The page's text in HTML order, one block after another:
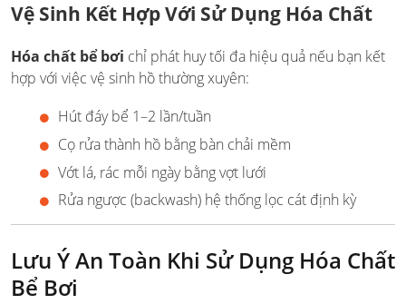
Vệ Sinh Kết Hợp Với Sử Dụng Hóa Chất
Hóa chất bể bơi chỉ phát huy tối đa hiệu quả nếu bạn kết
hợp với việc vệ sinh hồ thường xuyên:
Hút đáy bể 1–2 lần/tuần
Cọ rửa thành hồ bằng bàn chải mềm
Vớt lá, rác mỗi ngày bằng vợt lưới
Rửa ngược (backwash) hệ thống lọc cát định kỳ
Lưu Ý An Toàn Khi Sử Dụng Hóa Chất
Bể Bơi